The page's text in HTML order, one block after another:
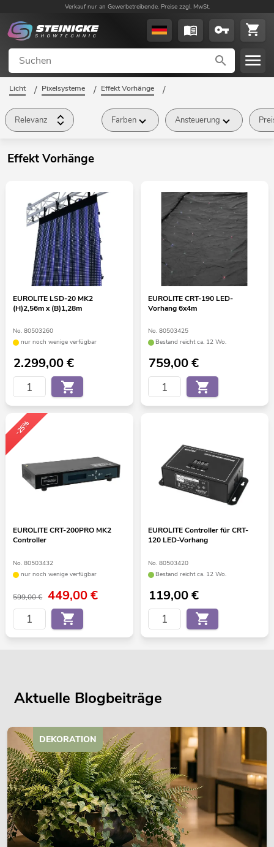
Verkauf nur an Gewerbetreibende. Preise zzgl. MwSt.
Licht / Pixelsysteme / Effekt Vorhänge /
Relevanz Farben Ansteuerung
Effekt Vorhänge
EUROLITE LSD-20 MK2
(H)2,56m x (B)1,28m
No. 80503260
nur noch wenige verfügbar
2.299,00€
EUROLITE CRT-190 LED-
Vorhang 6x4m
No. 80503425
Bestand reicht ca. 12 Wo.
759,00€
-25%
EUROLITE CRT-200PRO MK2
Controller
No. 80503432
nur noch wenige verfügbar
599,00 € 449,00€
EUROLITE Controller für CRT-
120 LED-Vorhang
No. 80503420
Bestand reicht ca. 12 Wo.
119,00€
Aktuelle Blogbeiträge
DEKORATION